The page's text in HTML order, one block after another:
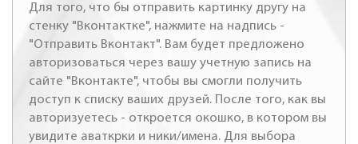
Для того, что бы отправить картинку другу на
стенку "Вконтактке", нажмите на надпись -
"Отправить Вконтакт". Вам будет предложено
авторизоваться через вашу учетную запись на
сайте "Вконтакте", чтобы вы смогли получить
доступ к списку ваших друзей. После того, как вы
авторизуетесь - откроется окошко, в котором вы
увидите аваткрки и ники/имена. Для выбора